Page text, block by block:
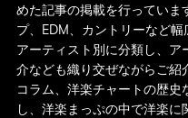
めた記事の掲載を行っていま
プ、EDM、カントリーなど
アーティスト別に分類し、
介なども織り交ぜながらご
コラム、洋楽チャートの歴
し、洋楽まっぷの中で洋楽